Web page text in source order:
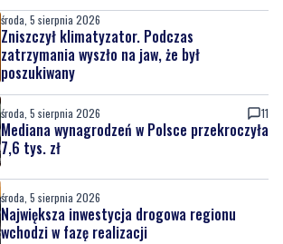
środa, 5 sierpnia 2026
Zniszczył klimatyzator. Podczas
zatrzymania wyszło na jaw, że był
poszukiwany
środa, 5 sierpnia 2026 11
Mediana wynagrodzeń w Polsce przekroczyła
7,6 tys. zł
środa, 5 sierpnia 2026
Największa inwestycja drogowa regionu
wchodzi w fazę realizacji